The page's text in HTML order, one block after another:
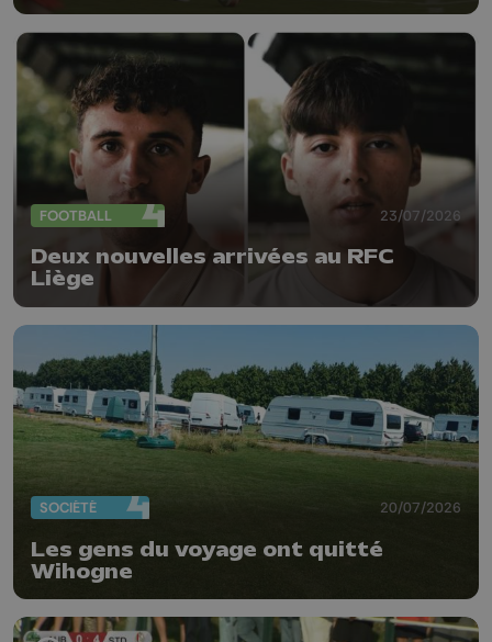
FOOTBALL 23/07/2026
Deux nouvelles arrivées au RFC
Liège
SOCIÉTÉ 20/07/2026
Les gens du voyage ont quitté
Wihogne